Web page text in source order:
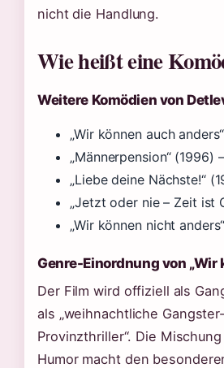
nicht die Handlung.
Wie heißt eine
Weitere Komödien von
„Wir können auch
„Männerpension“
„Liebe deine Nächste!“
„Jetzt oder nie – Zeit ist
„Wir können nicht
Genre-Einordnung von „Wir
Der Film wird offiziell als
als „weihnachtliche
Provinzthriller“. Die
Humor macht den